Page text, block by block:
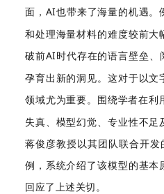
面， AI也带来了海量的机遇。
和处理海量材料的难度较前
破前AI时代存在的语言壁垒
孕育出新的洞见。这对于以
领域尤为重要。 围绕学者在利
失真、模型幻觉、专业性不
蒋俊彦教授以其团队联合开发
例，系统介绍了该模型的基
回应了上述关切。